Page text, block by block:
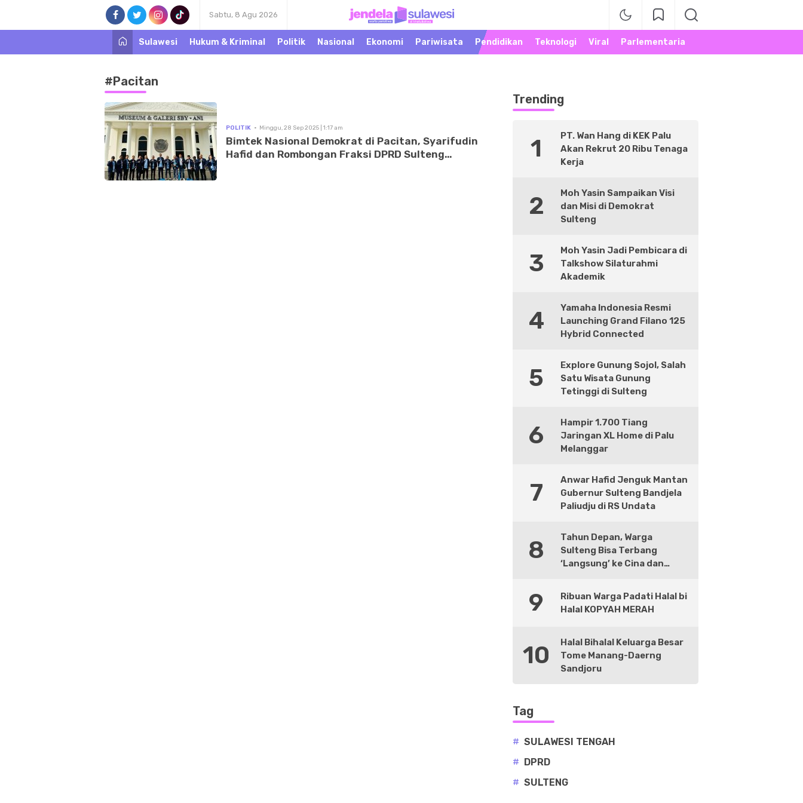
Sabtu, 8 Agu 2026
Jendela Sulawesi
Warta Peristiwa di
Khatulistiwa
Sulawesi
Hukum & Kriminal Politik Nasional Ekonomi Pariwisata Pendidikan Teknologi Viral Parlementaria
#Pacitan
POLITIK Minggu, 28 Sep 2025 | 1:17 am
Bimtek Nasional Demokrat di Pacitan, Syarifudin
Hafid dan Rombongan Fraksi DPRD Sulteng
Trending
1
PT. Wan Hang di KEK Palu
Akan Rekrut 20 Ribu Tenaga
Kerja
2
Moh Yasin Sampaikan Visi
dan Misi di Demokrat
Sulteng
3
Moh Yasin Jadi Pembicara di
Talkshow Silaturahmi
Akademik
4
Yamaha Indonesia Resmi
Launching Grand Filano 125
Hybrid Connected
5
Explore Gunung Sojol, Salah
Satu Wisata Gunung
Tetinggi di Sulteng
6
Hampir 1.700 Tiang
Jaringan XL Home di Palu
Melanggar
7
Anwar Hafid Jenguk Mantan
Gubernur Sulteng Bandjela
Paliudju di RS Undata
8
Tahun Depan, Warga
Sulteng Bisa Terbang
‘Langsung’ ke Cina dan
9
Ribuan Warga Padati Halal bi
Halal KOPYAH MERAH
10
Halal Bihalal Keluarga Besar
Tome Manang-Daerng
Sandjoru
Tag
# SULAWESI TENGAH
# DPRD
# SULTENG